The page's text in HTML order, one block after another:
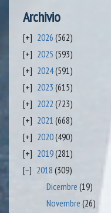
Archivio
2026 (562)
2025 (593)
2024(591)
2023 (615)
2022 (723)
2021 (668)
2020(490)
2019(281)
2018 (309)
Dicembre (19)
Novembre (26)